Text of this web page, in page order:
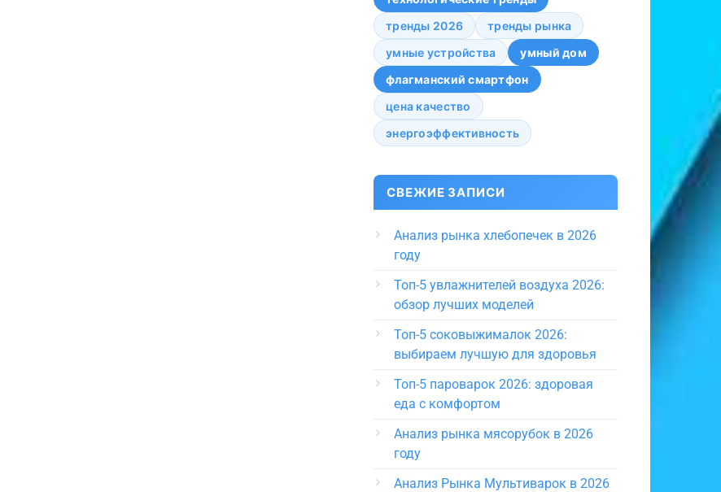
тренды 2026
тренды рынка
умные устройства
умный дом
флагманский смартфон
цена качество
энергоэффективность
СВЕЖИЕ ЗАПИСИ
Анализ рынка хлебопечек в 2026
году
Топ-5 увлажнителей воздуха 2026:
обзор лучших моделей
Топ-5 соковыжималок 2026:
выбираем лучшую для здоровья
Топ-5 пароварок 2026: здоровая
еда с комфортом
Анализ рынка мясорубок в 2026
году
Анализ Рынка Мультиварок в 2026